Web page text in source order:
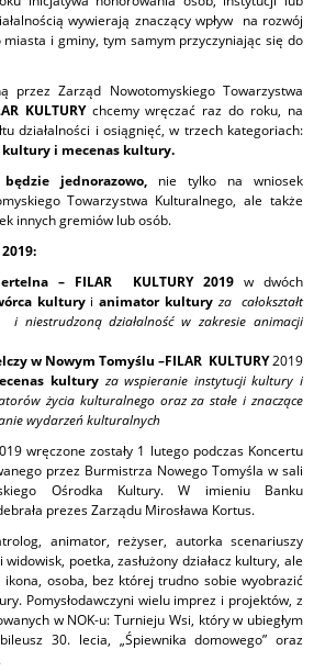
wywierają znaczący wpływ na rozwój
i gminy, tym samym przyczyniając się do
przez Zarząd Nowotomyskiego Towarzystwa
KULTURYchcemy wręczać raz do roku, na
działalności i osiągnięć, w trzech kategoriach:
i mecenas kultury.
jednorazowo, nie tylko na wniosek
Towarzystwa Kulturalnego, ale także
innych gremiów lub osób.
2019:
– FILAR KULTURY 2019w dwóch
kulturyi animator kultury za całokształt
i niestrudzoną działalność w zakresie animacji
w Nowym Tomyślu –FILAR KULTURY2019
kultury za wspieranie instytucji kultury i
życia kulturalnego oraz za stałe i znaczące
wydarzeń kulturalnych
wręczone zostały 1 lutego podczas Koncertu
przez Burmistrza Nowego Tomyśla w sali
Ośrodka Kultury. W imieniu Banku
prezes Zarządu Mirosława Kortus.
animator, reżyser, autorka scenariuszy
poetka, zasłużony działacz kultury, ale
ikona, osoba, bez której trudno sobie wyobrazić
Pomysłodawczyni wielu imprez i projektów, z
w NOK-u: Turnieju Wsi, który w ubiegłym
30. lecia, „Śpiewnika domowego” oraz